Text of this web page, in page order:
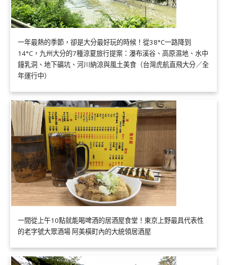
一年最熱的季節，卻是大分最好玩的時候！從38°C一路降到
14°C，九州大分的7種涼夏旅行提案：瀑布溪谷、高原濕地、水中
鐘乳洞、地下礦坑、河川納涼與風土美食（台灣虎航直飛大分／全
年運行中）
一間從上午10點就能喝啤酒的居酒屋食堂！東京上野最具代表性
的老字號大眾酒場 阿美橫町內的大統領居酒屋